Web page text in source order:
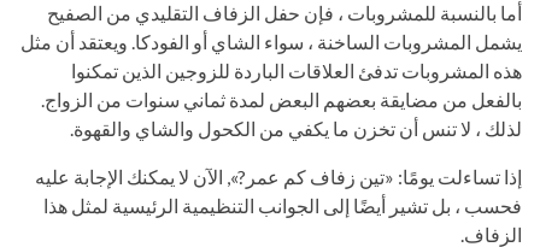
أما بالنسبة للمشروبات ، فإن حفل الزفاف التقليدي من الصفيح
يشمل المشروبات الساخنة ، سواء الشاي أو الفودكا. ويعتقد أن مثل
هذه المشروبات تدفئ العلاقات الباردة للزوجين الذين تمكنوا
بالفعل من مضايقة بعضهم البعض لمدة ثماني سنوات من الزواج.
لذلك ، لا تنس أن تخزن ما يكفي من الكحول والشاي والقهوة.
إذا تساءلت يومًا: «تين زفاف كم عمر?», الآن لا يمكنك الإجابة عليه
فحسب ، بل تشير أيضًا إلى الجوانب التنظيمية الرئيسية لمثل هذا
الزفاف.